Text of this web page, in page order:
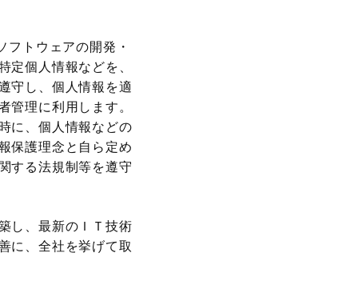
トウェアの開発・
定個人情報などを、
守し、個人情報を適
管理に利用します。
に、個人情報などの
保護理念と自ら定め
する法規制等を遵守
し、最新のＩＴ技術
に、全社を挙げて取